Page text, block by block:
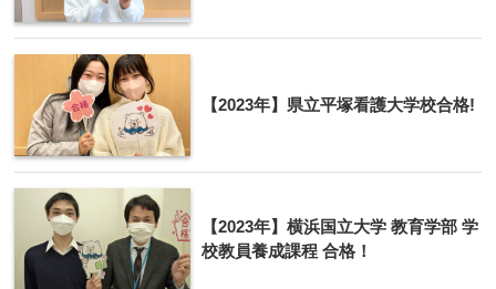
【2023年】県立平塚看護大学校合格!
【2023年】横浜国立大学 教育学部 学
校教員養成課程 合格！